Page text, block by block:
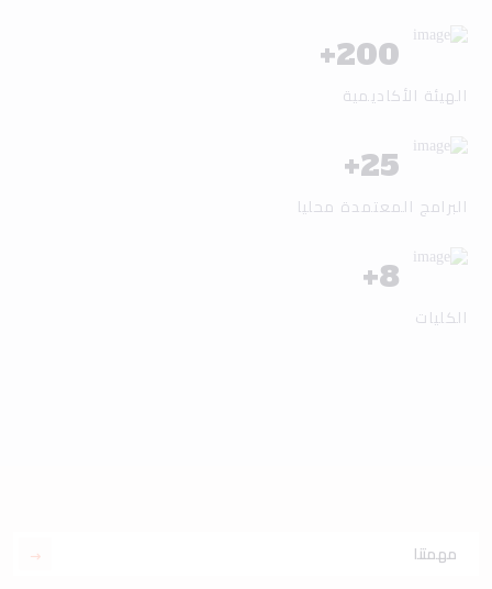
200
+
الهيئة الأكاديمية
25
+
البرامج المعتمدة محليا
8
+
الكليات
مهمتنا